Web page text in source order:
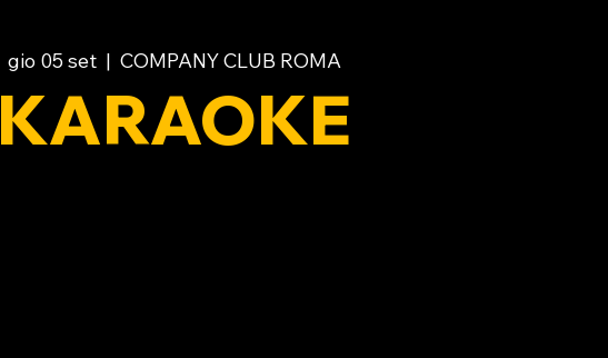
gio 05 set
  |
COMPANY CLUB ROMA
KARAOKE